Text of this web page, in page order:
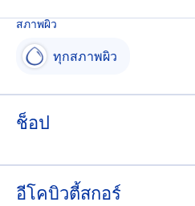
สภาพผิว
ทุกสภาพผิว
ช็อป
อีโคบิวตี้สกอร์